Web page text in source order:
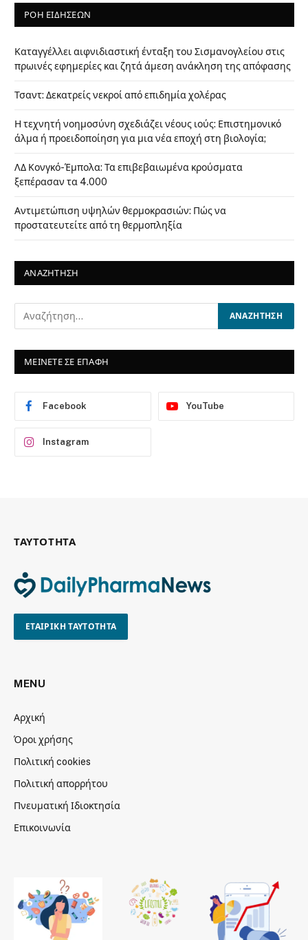
ΡΟΗ ΕΙΔΗΣΕΩΝ
Καταγγέλλει αιφνιδιαστική ένταξη του Σισμανογλείου στις
πρωινές εφημερίες και ζητά άμεση ανάκληση της απόφασης
Τσαντ: Δεκατρείς νεκροί από επιδημία χολέρας
Η τεχνητή νοημοσύνη σχεδιάζει νέους ιούς: Επιστημονικό
άλμα ή προειδοποίηση για μια νέα εποχή στη βιολογία;
ΛΔ Κονγκό-Έμπολα: Τα επιβεβαιωμένα κρούσματα
ξεπέρασαν τα 4.000
Αντιμετώπιση υψηλών θερμοκρασιών: Πώς να
προστατευτείτε από τη θερμοπληξία
ΑΝΑΖΗΤΗΣΗ
ΜΕΙΝΕΤΕ ΣΕ ΕΠΑΦΗ
Facebook YouTube
Instagram
ΤΑΥΤΟΤΗΤΑ
ΕΤΑΙΡΙΚΗ ΤΑΥΤΟΤΗΤΑ
MENU
Αρχική
Όροι χρήσης
Πολιτική cookies
Πολιτική απορρήτου
Πνευματική Ιδιοκτησία
Επικοινωνία